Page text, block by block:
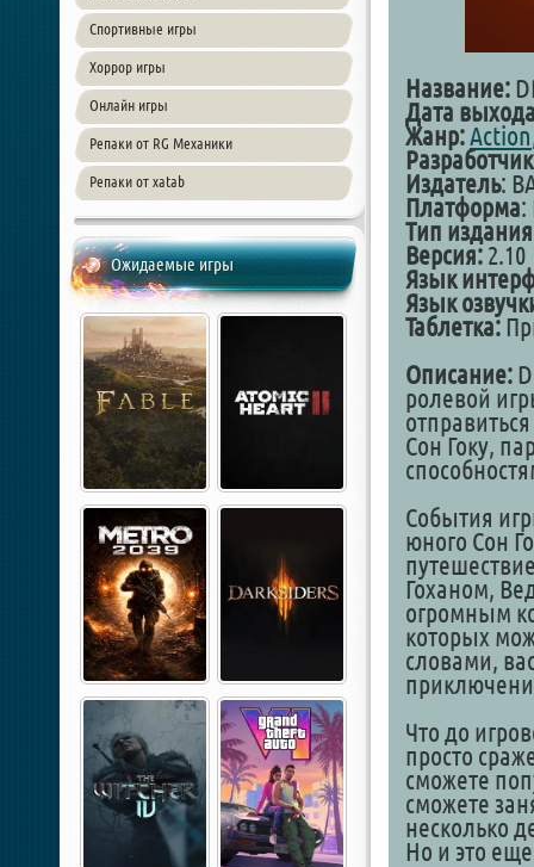
Спортивные игры
Хоррор игры
Онлайн игры
Репаки от RG Механики
Репаки от xatab
Ожидаемые игры
Название:
Дата
Жанр:Action
Издатель:
Платформа:
Тип
Версия: 2.10
Язык
Язык
Таблетка:
Описание:
ролевой
Сон Гоку,
События
юного Сон
Гоханом,
огромным
которых
словами,
Что до
просто
сможете
сможете
несколько
Но и это